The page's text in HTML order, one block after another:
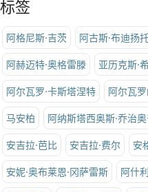
标签
阿格尼斯·吉茨 阿古斯·布迪扬
阿赫迈特·奥格雷滕 亚历克斯·
阿尔瓦罗·卡斯塔涅特 阿尔瓦
马安柏 阿纳斯塔西奥斯·乔治
安吉拉·芭比 安吉拉·费尔 安
安妮·奥布莱恩·冈萨雷斯 阿什